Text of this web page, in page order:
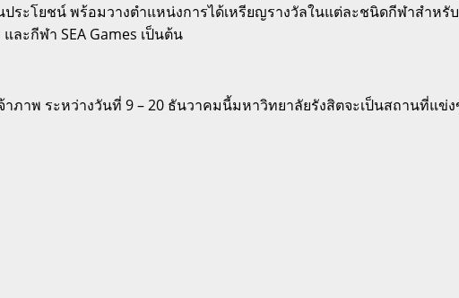
ประโยชน์ พร้อมวางตำแหน่งการได้เหรียญรางวัลในแต่ละชนิดกีฬาสำห
ละกีฬา SEA Games เป็นต้น
าภาพ ระหว่างวันที่ 9 – 20 ธันวาคมนี้มหาวิทยาลัยรังสิตจะเป็นสถานที่แ